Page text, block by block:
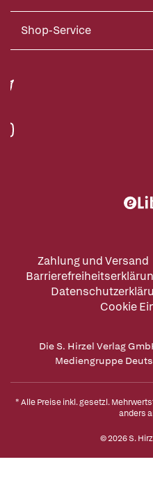
Shop-Service
Zahlung und Versand
Cookie
Die S. Hirzel Verlag
Mediengruppe
* Alle Preise inkl. gesetzl.
anders
© 2026 S.